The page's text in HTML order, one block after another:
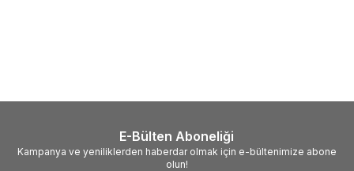
E-Bülten Aboneliği
Kampanya ve yeniliklerden haberdar olmak için e-bültenimize abone
olun!